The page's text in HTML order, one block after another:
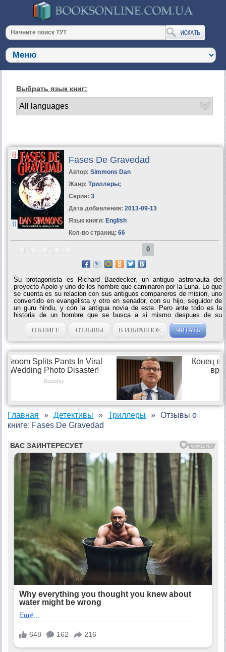
Выбрать язык книг:
Fases De Gravedad
Автор: Simmons Dan
Жанр: Триллеры;
Серия: 3
Дата добавления: 2013-09-13
Язык книги: English
Кол-во страниц: 66
0
Su protagonista es Richard Baedecker, un antiguo astronauta del
proyecto Apolo y uno de los hombre que caminaron por la Luna. Lo que
se cuenta es su relacion con sus antiguos companeros de mision, uno
convertido en evangelista y otro en senador, con su hijo, seguidor de
un guru hindu, y con la antigua novia de este. Pero ante todo es la
historia de un hombre que se busca a si mismo despues de su
momento de gloria, el relato de su busqueda de la trascendencia, de
un sentido para el resto de la vida. No es una novela de accion, sino
una historia de personajes y, como dice Spinrad, la resolucion final no
es fisica sino espiritual. Hay mucho en esta novela (ademas de sobre
vuelo y montanismo) sobre la vida entendida como una obra de arte,
de intentar hacer que cada momento tenga sentido por...
О КНИГЕ ОТЗЫВЫ В ИЗБРАННОЕ ЧИТАТЬ
Главная Детективы Триллеры
Отзывы о
книге: Fases De Gravedad